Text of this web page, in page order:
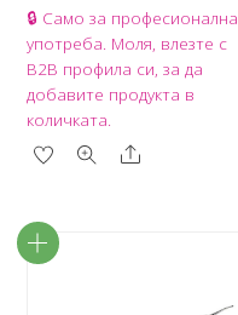
О
ц
н
е
н
с
0
о
5
🔒 Само за професионална
употреба. Моля, влезте с
B2B профила си, за да
добавите продукта в
количката.
Share